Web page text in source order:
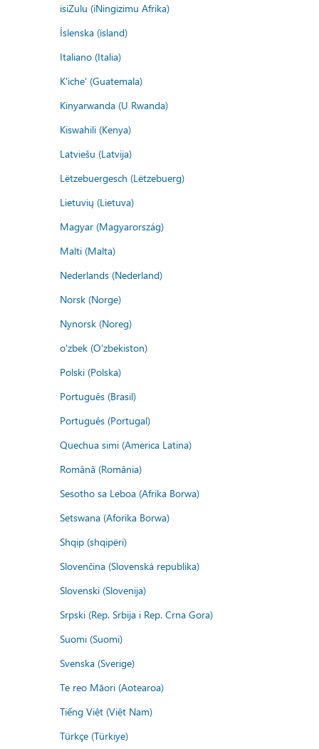
isiZulu (iNingizimu Afrika)
Íslenska (ísland)
Italiano (Italia)
K'iche' (Guatemala)
Kinyarwanda (U Rwanda)
Kiswahili (Kenya)
Latviešu (Latvija)
Lëtzebuergesch (Lëtzebuerg)
Lietuvių (Lietuva)
Magyar (Magyarország)
Malti (Malta)
Nederlands (Nederland)
Norsk (Norge)
Nynorsk (Noreg)
o'zbek (O'zbekiston)
Polski (Polska)
Português (Brasil)
Português (Portugal)
Quechua simi (America Latina)
Română (România)
Sesotho sa Leboa (Afrika Borwa)
Setswana (Aforika Borwa)
Shqip (shqipëri)
Slovenčina (Slovenská republika)
Slovenski (Slovenija)
Srpski (Rep. Srbija i Rep. Crna Gora)
Suomi (Suomi)
Svenska (Sverige)
Te reo Māori (Aotearoa)
Tiếng Việt (Việt Nam)
Türkçe (Türkiye)